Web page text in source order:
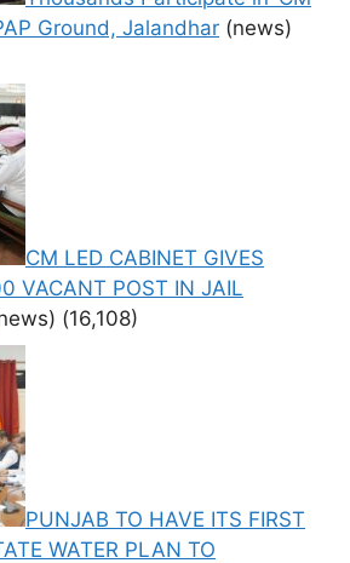
Ground, Jalandhar (news)
CM LED CABINET GIVES
VACANT POST IN JAIL
(16,108)
PUNJAB TO HAVE ITS FIRST
WATER PLAN TO